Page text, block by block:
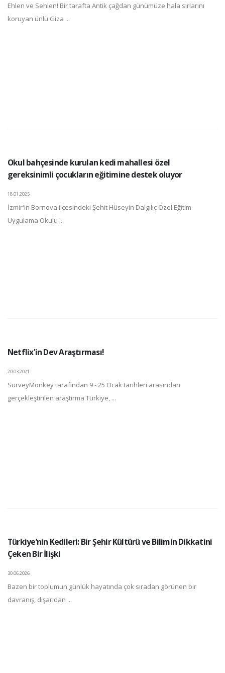
Ehlen ve Sehlen! Bir tarafta Antik çağdan günümüze hala sırlarını
koruyan ünlü Giza ...
Okul bahçesinde kurulan kedi mahallesi özel
gereksinimli çocukların eğitimine destek oluyor
18.01.2025
İzmir'in Bornova ilçesindeki Şehit Hüseyin Dalgılıç Özel Eğitim
Uygulama Okulu ...
Netflix'in Dev Araştırması!
20.03.2021
SurveyMonkey tarafından 9 - 25 Ocak tarihleri arasından
gerçekleştirilen araştırma Türkiye, ...
Türkiye’nin Kedileri: Bir Şehir Kültürü ve Bilimin Dikkatini
Çeken Bir İlişki
30.06.2026
Bazen bir toplumun günlük hayatında çok sıradan görünen bir
davranış, dışarıdan ...